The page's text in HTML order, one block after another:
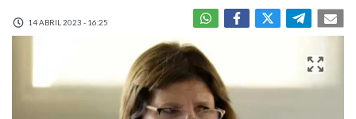
14 ABRIL 2023 - 16:25